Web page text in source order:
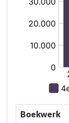
Boekwerk